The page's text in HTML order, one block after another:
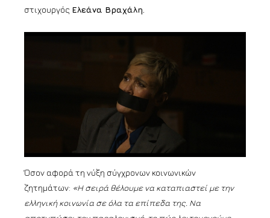
στιχουργός Ελεάνα Βραχάλη.
Όσον αφορά τη νύξη σύγχρονων κοινωνικών
ζητημάτων: «Η σειρά θέλουμε να καταπιαστεί με την
ελληνική κοινωνία σε όλα τα επίπεδα της. Να